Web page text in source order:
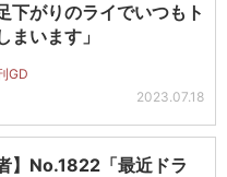
下がりのライでいつもト
まいます」
GD
2023.07.18
】No.1822「最近ドラ